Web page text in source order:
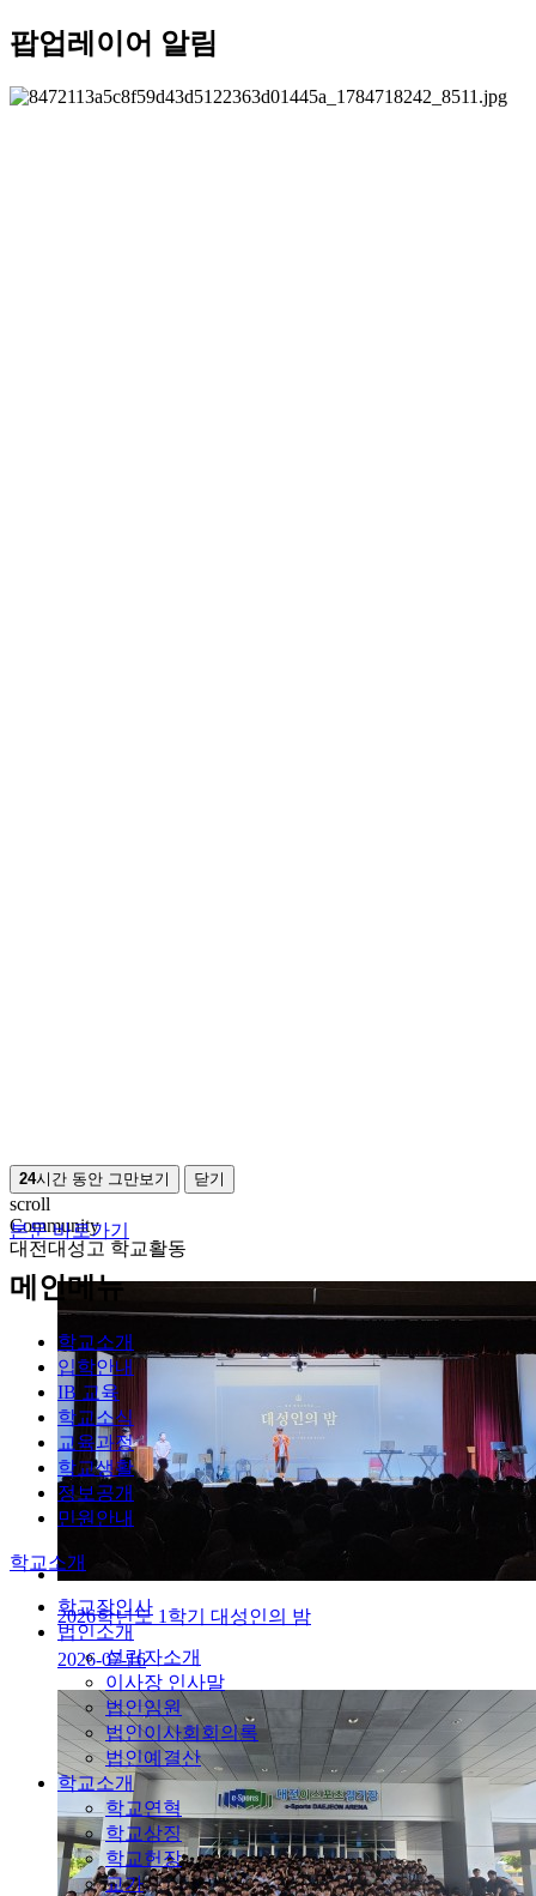
팝업레이어 알림
24시간 동안 그만보기 닫기
본문 바로가기
메인메뉴
학교소개
입학안내
IB 교육
학교소식
교육과정
학교생활
정보공개
민원안내
학교소개
학교장인사
법인소개
설립자소개
이사장 인사말
법인임원
법인이사회회의록
법인예결산
학교소개
학교연혁
학교상징
학교헌장
교가
scroll
Community
대전대성고 학교활동
2026학년도 1학기 대성인의 밤
2026-07-16